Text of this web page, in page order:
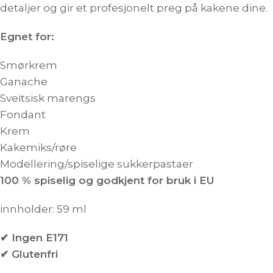
detaljer og gir et profesjonelt preg på kakene dine.
Egnet for:
Smørkrem
Ganache
Sveitsisk marengs
Fondant
Krem
Kakemiks/røre
Modellering/spiselige sukkerpastaer
100 % spiselig og godkjent for bruk i EU
innholder: 59 ml
✔ Ingen E171
✔ Glutenfri